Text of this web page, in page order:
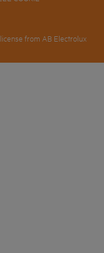
from AB Electrolux